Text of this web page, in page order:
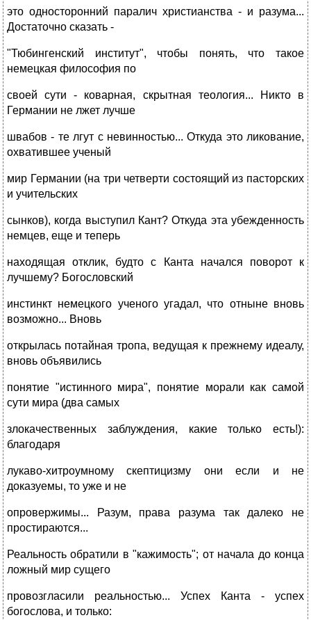
это односторонний паралич христианства - и разума...
Достаточно сказать -
"Тюбингенский институт", чтобы понять, что такое
немецкая философия по
своей сути - коварная, скрытная теология... Никто в
Германии не лжет лучше
швабов - те лгут с невинностью... Откуда это ликование,
охватившее ученый
мир Германии (на три четверти состоящий из пасторских
и учительских
сынков), когда выступил Кант? Откуда эта убежденность
немцев, еще и теперь
находящая отклик, будто с Канта начался поворот к
лучшему? Богословский
инстинкт немецкого ученого угадал, что отныне вновь
возможно... Вновь
открылась потайная тропа, ведущая к прежнему идеалу,
вновь объявились
понятие "истинного мира", понятие морали как самой
сути мира (два самых
злокачественных заблуждения, какие только есть!):
благодаря
лукаво-хитроумному скептицизму они если и не
доказуемы, то уже и не
опровержимы... Разум, права разума так далеко не
простираются...
Реальность обратили в "кажимость"; от начала до конца
ложный мир сущего
провозгласили реальностью... Успех Канта - успех
богослова, и только: